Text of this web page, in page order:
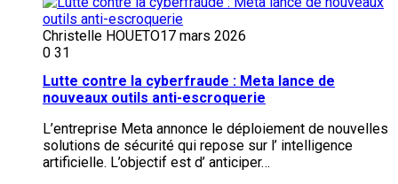
Christelle HOUETO17 mars 2026
0 31
Lutte contre la cyberfraude : Meta lance de
nouveaux outils anti-escroquerie
L’entreprise Meta annonce le déploiement de nouvelles
solutions de sécurité qui repose sur l’ intelligence
artificielle. L’objectif est d’ anticiper…